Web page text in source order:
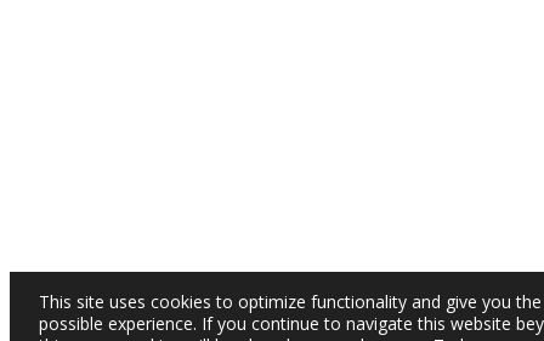
This site uses cookies to optimize functionality and give you
possible experience. If you continue to navigate this website